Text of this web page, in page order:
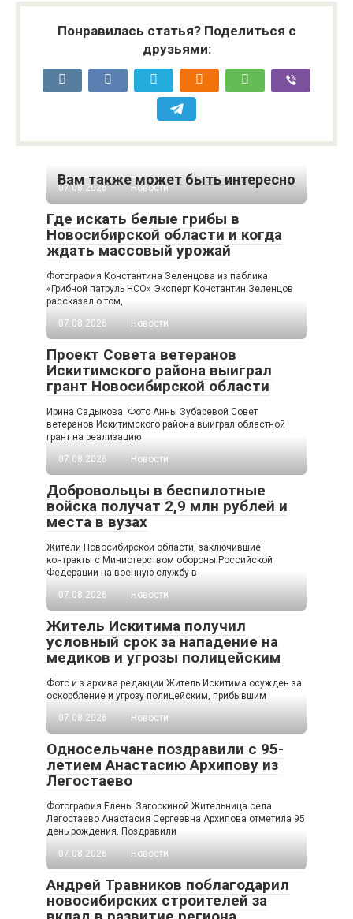
Понравилась статья? Поделиться с
друзьями:
Вам также может быть интересно
07.08.2026 Новости
Где искать белые грибы в
Новосибирской области и когда
ждать массовый урожай
Фотография Константина Зеленцова из паблика
«Грибной патруль НСО» Эксперт Константин Зеленцов
рассказал о том,
07.08.2026
Новости
Проект Совета ветеранов
Искитимского района выиграл
грант Новосибирской области
Ирина Садыкова. Фото Анны Зубаревой Совет
ветеранов Искитимского района выиграл областной
грант на реализацию
07.08.2026
Новости
Добровольцы в беспилотные
войска получат 2,9 млн рублей и
места в вузах
Жители Новосибирской области, заключившие
контракты с Министерством обороны Российской
Федерации на военную службу в
07.08.2026
Новости
Житель Искитима получил
условный срок за нападение на
медиков и угрозы полицейским
Фото и з архива редакции Житель Искитима осужден за
оскорбление и угрозу полицейским, прибывшим
07.08.2026
Новости
Односельчане поздравили с 95-
летием Анастасию Архипову из
Легостаево
Фотография Елены Загоскиной Жительница села
Легостаево Анастасия Сергеевна Архипова отметила 95
день рождения. Поздравили
07.08.2026
Новости
Андрей Травников поблагодарил
новосибирских строителей за